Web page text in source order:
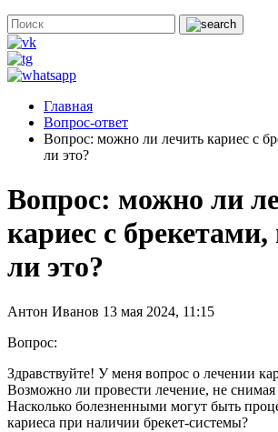
Главная
Вопрос-ответ
Вопрос: можно ли лечить кариес с
ли это?
Вопрос: можно ли
кариес с
ли это?
Антон Иванов 13 мая 2024, 11:15
Вопрос:
Здравствуйте! У меня вопрос о лечении
Возможно ли провести лечение, не снимая
Насколько болезненными могут быть
кариеса при наличии брекет-системы?